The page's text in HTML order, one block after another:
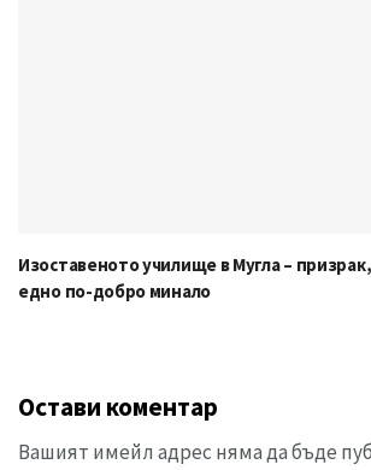
Изоставеното училище в Мугла –
едно по-добро минало
Остави коментар
Вашият имейл адрес няма да бъде